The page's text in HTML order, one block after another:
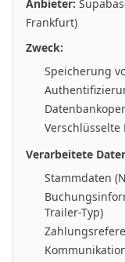
Anbieter:
Frankfurt)
Zweck:
Speicherung
Verschlüsselte
Verarbeitete
Stammdaten
Trailer-Typ)